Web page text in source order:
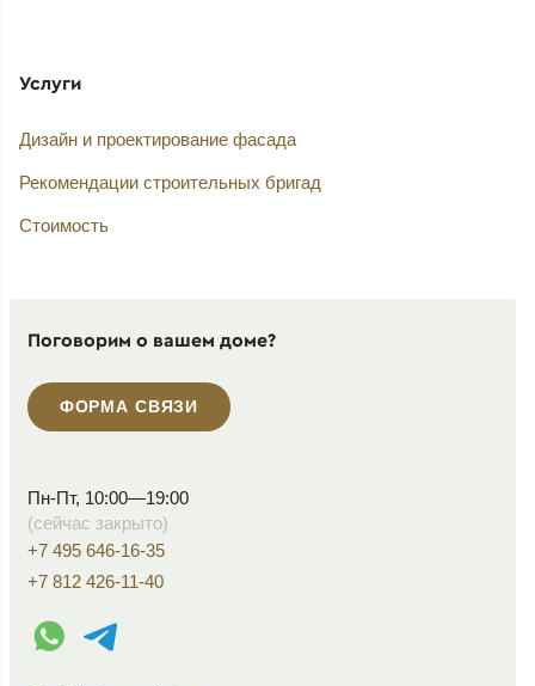
Услуги
Дизайн и проектирование фасада
Рекомендации строительных бригад
Стоимость
Поговорим о вашем доме?
ФОРМА СВЯЗИ
Пн-Пт, 10:00—19:00
(сейчас закрыто)
+7 495 646-16-35
+7 812 426-11-40
WhatsApp контакт
Telegram контакт